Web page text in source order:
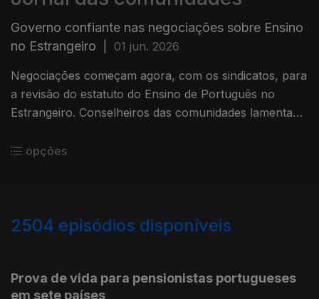
Governo confiante nas negociações sobre Ensino
no Estrangeiro
01 jun. 2026
Negociações começam agora, com os sindicatos, para
a revisão do estatuto do Ensino de Português no
Estrangeiro. Conselheiros das comunidades lamentam
promovidos em Los Angeles.
opções
2504 episódios disponíveis
Prova de vida para pensionistas portugueses
em sete países